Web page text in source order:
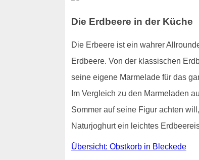
Die Erdbeere in der Küche
Die Erbeere ist ein wahrer
Erdbeere. Von der klassischen
seine eigene Marmelade für das
Im Vergleich zu den Marmeladen
Sommer auf seine Figur achten
Naturjoghurt ein leichtes
Übersicht: Obstkorb in Bleckede